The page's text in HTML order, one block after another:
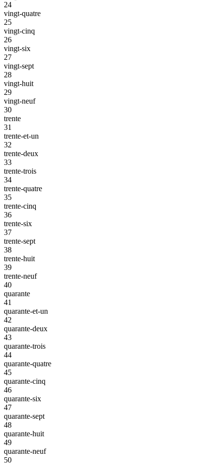
24
vingt-quatre
25
vingt-cinq
26
vingt-six
27
vingt-sept
28
vingt-huit
29
vingt-neuf
30
trente
31
trente-et-un
32
trente-deux
33
trente-trois
34
trente-quatre
35
trente-cinq
36
trente-six
37
trente-sept
38
trente-huit
39
trente-neuf
40
quarante
41
quarante-et-un
42
quarante-deux
43
quarante-trois
44
quarante-quatre
45
quarante-cinq
46
quarante-six
47
quarante-sept
48
quarante-huit
49
quarante-neuf
50